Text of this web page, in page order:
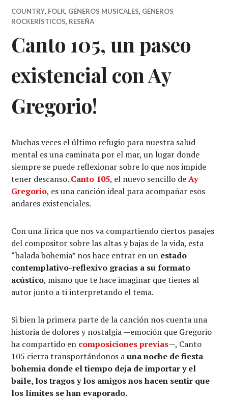
COUNTRY, FOLK, GÉNEROS MUSICALES, GÉNEROS
ROCKERÍSTICOS, RESEÑA
Canto 105, un paseo
existencial con Ay
Gregorio!
Muchas veces el último refugio para nuestra salud
mental es una caminata por el mar, un lugar donde
siempre se puede reflexionar sobre lo que nos impide
tener descanso. Canto 105, el nuevo sencillo deAy
Gregorio, es una canción ideal para acompañar esos
andares existenciales.
Con una lírica que nos va compartiendo ciertos pasajes
del compositor sobre las altas y bajas de la vida, esta
“balada bohemia” nos hace entrar en un estado
contemplativo-reflexivo gracias a su formato
acústico, mismo que te hace imaginar que tienes al
autor junto a ti interpretando el tema.
Si bien la primera parte de la canción nos cuenta una
historia de dolores y nostalgia —emoción que Gregorio
ha compartido en composiciones previas—, Canto
105 cierra transportándonos auna noche de fiesta
bohemia donde el tiempo deja de importar y el
baile, los tragos y los amigos nos hacen sentir que
los límites se han evaporado.